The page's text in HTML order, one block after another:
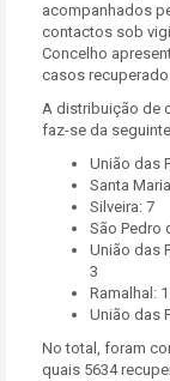
acompanhados
contactos sob
Concelho
casos
A distribuição de
faz-se da
União das
Santa
Silveira: 7
São Pedro
União das
3
Ramalhal: 1
União das
No total, foram
quais 5634